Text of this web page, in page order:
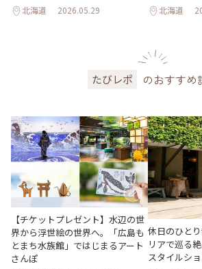
北海道 2026.05.29 北海道
たびレポ のおすすめ
【チケットプレゼント】水辺の世
界から浮世絵の世界へ。「広島も
とまち水族館」ではじまるアート
さんぽ
休日のひと
リアで巡る
スタイルシ